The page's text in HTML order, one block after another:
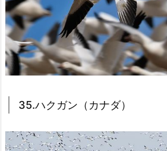
35.ハクガン（カナダ）